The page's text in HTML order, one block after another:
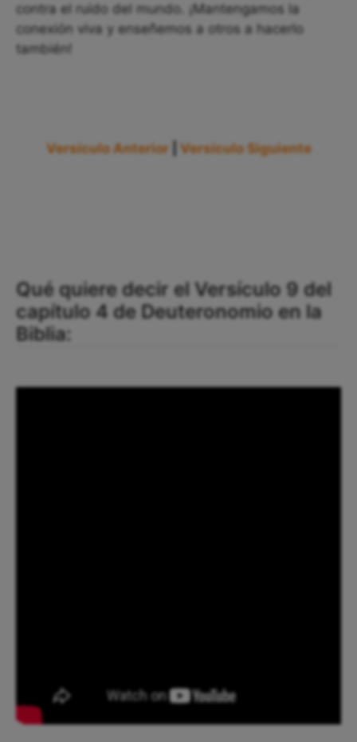
contra el ruido del mundo. ¡Mantengamos la
conexión viva y enseñemos a otros a hacerlo
también!
Versículo Anterior Versículo Siguiente
Qué quiere decir el Versículo 9 del
capítulo 4 de Deuteronomio en la
Biblia: